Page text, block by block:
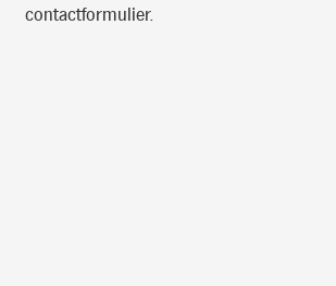
contactformulier.